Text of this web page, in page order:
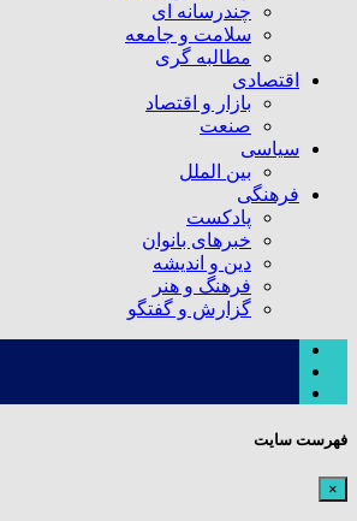
چندرسانه ای
سلامت و جامعه
مطالبه گری
اقتصادی
بازار و اقتصاد
صنعت
سیاسی
بین الملل
فرهنگی
پادکست
خبرهای بانوان
دین و اندیشه
فرهنگ و هنر
گزارش و گفتگو
فهرست سایت
×